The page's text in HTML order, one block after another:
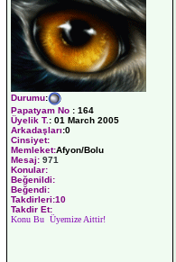
Durumu:
Papatyam No : 164
Üyelik T.: 01 March 2005
Arkadaşları:0
Cinsiyet:
Memleket:Afyon/Bolu
Mesaj: 971
Konular:
Beğenildi:
Beğendi:
Takdirleri:10
Takdir Et:
Konu Bu Üyemize Aittir!